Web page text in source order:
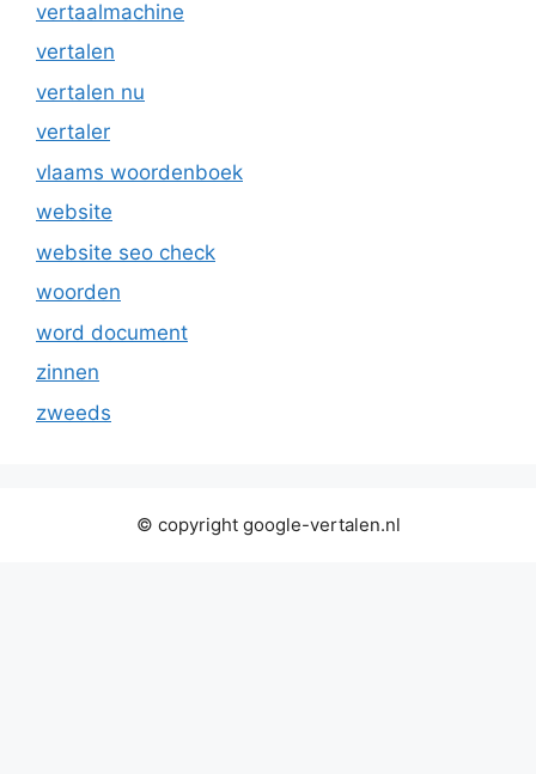
vertaalmachine
vertalen
vertalen nu
vertaler
vlaams woordenboek
website
website seo check
woorden
word document
zinnen
zweeds
© copyright google-vertalen.nl